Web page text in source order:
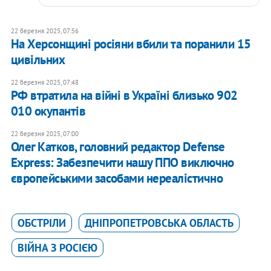
22 березня 2025, 07:56
На Херсонщині росіяни вбили та поранили 15
цивільних
22 березня 2025, 07:48
РФ втратила на війні в Україні близько 902
010 окупантів
22 березня 2025, 07:00
Олег Катков, головний редактор Defense
Express: Забезпечити нашу ППО виключно
європейськими засобами нереалістично
ОБСТРІЛИ
ДНІПРОПЕТРОВСЬКА ОБЛАСТЬ
ВІЙНА З РОСІЄЮ